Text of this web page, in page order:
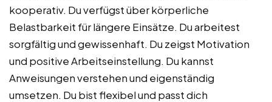
kooperativ. Du verfügst über körperliche
Belastbarkeit für längere Einsätze. Du arbeitest
sorgfältig und gewissenhaft. Du zeigst Motivation
und positive Arbeitseinstellung. Du kannst
Anweisungen verstehen und eigenständig
umsetzen. Du bist flexibel und passt dich